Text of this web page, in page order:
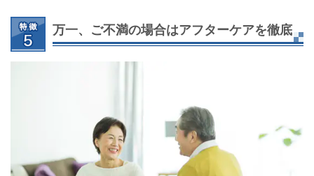
万一、ご不満の場合はアフターケアを徹底